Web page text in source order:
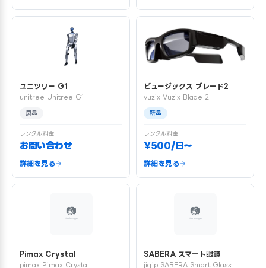
ユニツリー G1
unitree Unitree G1
良品
レンタル料金
お問い合わせ
詳細を見る
ビュージックス ブレード2
vuzix Vuzix Blade 2
新品
レンタル料金
¥500/日〜
詳細を見る
Pimax Crystal
pimax Pimax Crystal
SABERA スマート眼鏡
jigjp SABERA Smart Glass